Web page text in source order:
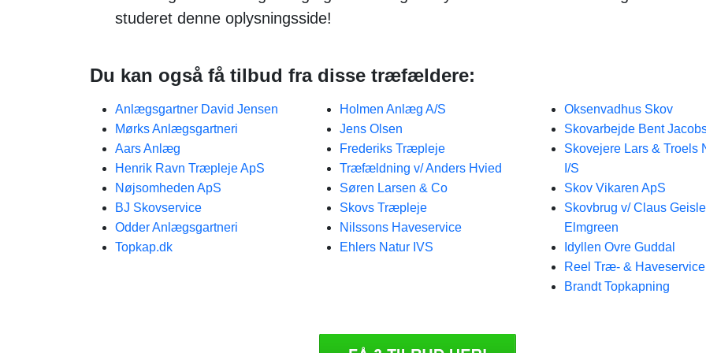
studeret denne oplysningsside!
Du kan også få tilbud fra disse træfældere:
Anlægsgartner David Jensen
Mørks Anlægsgartneri
Aars Anlæg
Henrik Ravn Træpleje ApS
Nøjsomheden ApS
BJ Skovservice
Odder Anlægsgartneri
Topkap.dk
Holmen Anlæg A/S
Jens Olsen
Frederiks Træpleje
Træfældning v/ Anders Hvied
Søren Larsen & Co
Skovs Træpleje
Nilssons Haveservice
Ehlers Natur IVS
Oksenvadhus Skov
Skovarbejde Bent
Skovejere Lars & Troels
I/S
Skov Vikaren ApS
Skovbrug v/ Claus
Elmgreen
Idyllen Ovre Guddal
Reel Træ- & Haveservice
Brandt Topkapning